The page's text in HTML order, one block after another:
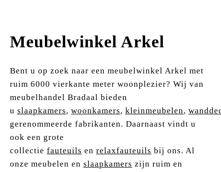
Meubelwinkel Arkel
Bent u op zoek naar een meubelwinkel Arkel met
ruim 6000 vierkante meter woonplezier? Wij van
meubelhandel Bradaal bieden
u slaapkamers, woonkamers, kleinmeubelen,
gerenommeerde fabrikanten. Daarnaast vindt u
ook een grote
collectie fauteuils en relaxfauteuils bij ons. Al
onze meubelen en slaapkamers zijn ruim en